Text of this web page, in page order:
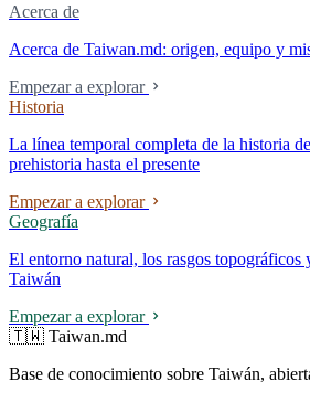
Acerca de
Acerca de Taiwan.md: origen, equipo y
Empezar a explorar
Historia
La línea temporal completa de la historia
prehistoria hasta el presente
Empezar a explorar
Geografía
El entorno natural, los rasgos topográficos
Taiwán
Empezar a explorar
🇹🇼 Taiwan.md
Base de conocimiento sobre Taiwán,